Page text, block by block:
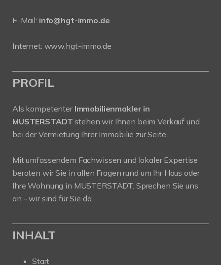
E-Mail: info@hgt-immo.de
Internet: www.hgt-immo.de
PROFIL
Als kompetenter Immobilienmakler in
MUSTERSTADT stehen wir Ihnen beim Verkauf und
bei der Vermietung Ihrer Immobilie zur Seite.
Mit umfassendem Fachwissen und lokaler Expertise
beraten wir Sie in allen Fragen rund um Ihr Haus oder
Ihre Wohnung in MUSTERSTADT. Sprechen Sie uns
an - wir sind für Sie da.
INHALT
Start